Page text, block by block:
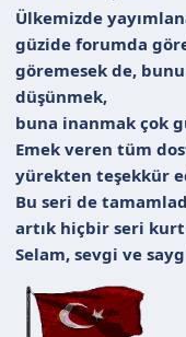
Ülkemizde
güzide forumda
göremesek de,
düşünmek,
buna inanmak çok
Emek veren tüm
yürekten teşekkür
Bu seri de
artık hiçbir seri
Selam, sevgi ve